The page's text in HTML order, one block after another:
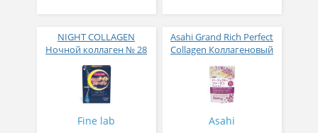
NIGHT COLLAGEN
Ночной коллаген № 28
Fine lab
Asahi Grand Rich Perfect
Collagen Коллагеновый
плацентой и
изофлавонами сои 228
гр
Asahi